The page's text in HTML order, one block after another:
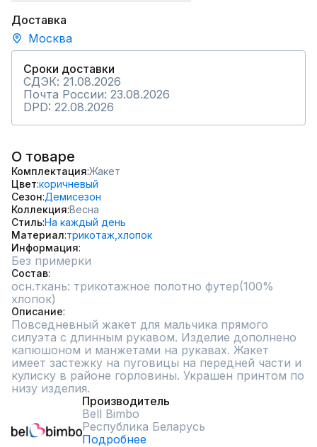
Доставка
Москва
Сроки доставки
СДЭК: 21.08.2026
Почта России: 23.08.2026
DPD: 22.08.2026
О товаре
Комплектация Жакет
Цвет коричневый
Сезон Демисезон
Коллекция Весна
СтильНа каждый день
Материал трикотаж, хлопок
Информация
Без примерки
Состав
осн.ткань: трикотажное полотно футер(100%
хлопок)
Описание
Повседневный жакет для мальчика прямого
силуэта с длинным рукавом. Изделие дополнено
капюшоном и манжетами на рукавах. Жакет
имеет застежку на пуговицы на передней части и
кулиску в районе горловины. Украшен принтом по
низу изделия.
Производитель
Bell Bimbo
Республика Беларусь
Подробнее